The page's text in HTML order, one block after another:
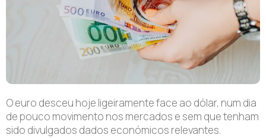
O euro desceu hoje ligeiramente face ao dólar, num dia
de pouco movimento nos mercados e sem que tenham
sido divulgados dados económicos relevantes.